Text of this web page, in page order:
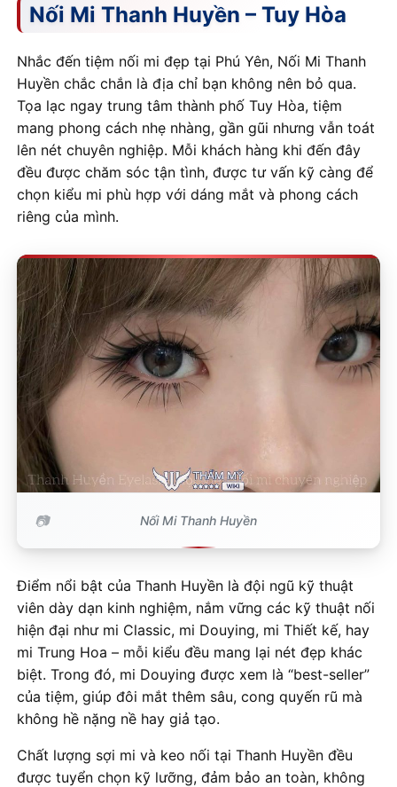
Nối Mi Thanh Huyền – Tuy Hòa
Nhắc đến tiệm nối mi đẹp tại Phú Yên, Nối Mi Thanh
Huyền chắc chắn là địa chỉ bạn không nên bỏ qua.
Tọa lạc ngay trung tâm thành phố Tuy Hòa, tiệm
mang phong cách nhẹ nhàng, gần gũi nhưng vẫn toát
lên nét chuyên nghiệp. Mỗi khách hàng khi đến đây
đều được chăm sóc tận tình, được tư vấn kỹ càng để
chọn kiểu mi phù hợp với dáng mắt và phong cách
riêng của mình.
Nối Mi Thanh Huyền
Điểm nổi bật của Thanh Huyền là đội ngũ kỹ thuật
viên dày dạn kinh nghiệm, nắm vững các kỹ thuật nối
hiện đại như mi Classic, mi Douying, mi Thiết kế, hay
mi Trung Hoa – mỗi kiểu đều mang lại nét đẹp khác
biệt. Trong đó, mi Douying được xem là “best-seller”
của tiệm, giúp đôi mắt thêm sâu, cong quyến rũ mà
không hề nặng nề hay giả tạo.
Chất lượng sợi mi và keo nối tại Thanh Huyền đều
được tuyển chọn kỹ lưỡng, đảm bảo an toàn, không